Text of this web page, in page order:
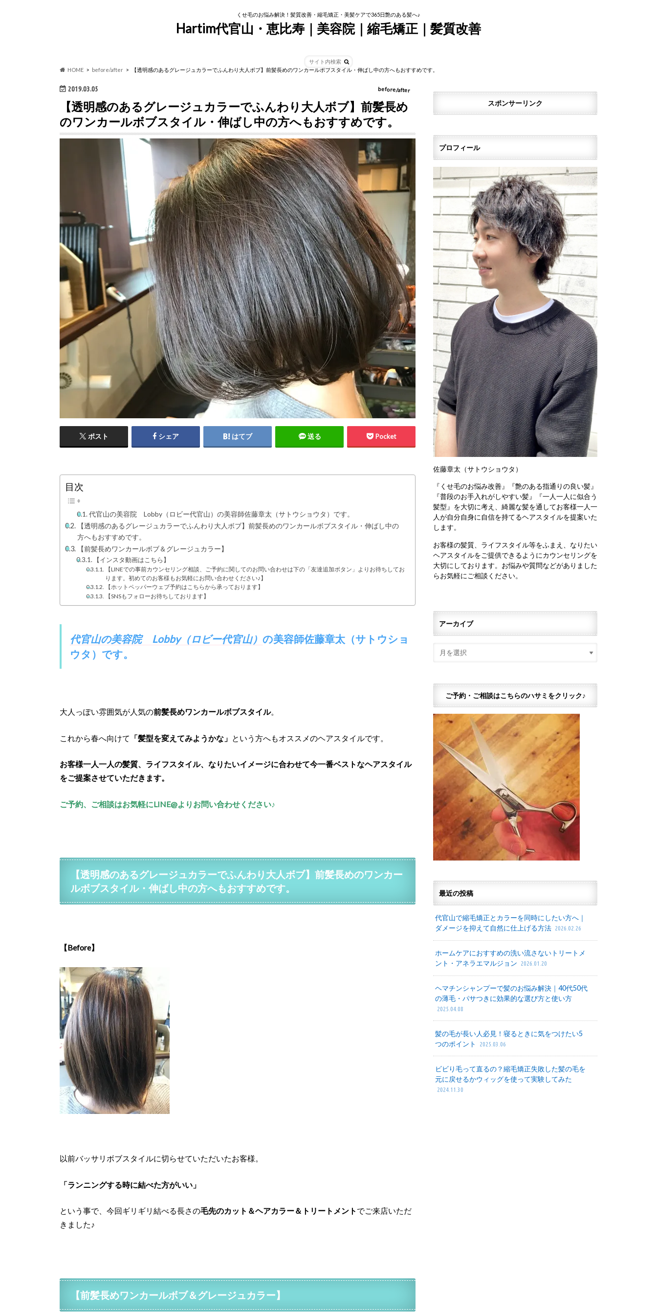
くせ毛のお悩み解決！髪質改善・縮毛矯正・美髪ケアで365日艶のある髪へ♪
Hartim代官山・恵比寿｜美容院｜縮毛矯正｜髪質改善
HOME before/after 【透明感のあるグレージュカラーでふんわり大人ボブ】前髪長めのワンカールボブスタイル・伸ばし中の方へもおすすめです。
2019.03.05 before/after
【透明感のあるグレージュカラーでふんわり大人ボブ】前髪長め
のワンカールボブスタイル・伸ばし中の方へもおすすめです。
ポスト シェア はてブ 送る Pocket
目次
代官山の美容院 Lobby（ロビー代官山）の美容師佐藤章太（サトウショウタ）です。
【透明感のあるグレージュカラーでふんわり大人ボブ】前髪長めのワンカールボブスタイル・伸ばし中の
方へもおすすめです。
【前髪長めワンカールボブ＆グレージュカラー】
【インスタ動画はこちら】
【LINEでの事前カウンセリング相談、ご予約に関してのお問い合わせは下の「友達追加ボタン」よりお待ちしてお
ります。初めてのお客様もお気軽にお問い合わせください♪】
【ホットペッパーウェブ予約はこちらから承っております】
【SNSもフォローお待ちしております】
代官山の美容院 Lobby（ロビー代官山） の美容師佐藤章太（サトウショ
ウタ） です。
大人っぽい雰囲気が人気の前髪長めワンカールボブスタイル。
これから春へ向けて 「髪型を変えてみようかな」 という方へもオススメのヘアスタイルです。
お客様一人一人の髪質、ライフスタイル、なりたいイメージに合わせて今一番ベストなヘアスタイル
をご提案させていただきます。
ご予約、ご相談はお気軽にLINE@よりお問い合わせください♪
【透明感のあるグレージュカラーでふんわり大人ボブ】前髪長めのワンカー
ルボブスタイル・伸ばし中の方へもおすすめです。
【Before】
以前バッサリボブスタイルに切らせていただいたお客様。
「ランニングする時に結べた方がいい」
という事で、今回ギリギリ結べる長さの毛先のカット＆ヘアカラー＆トリートメント でご来店いただ
きました♪
【前髪長めワンカールボブ＆グレージュカラー】
スポンサーリンク
プロフィール
佐藤章太（サトウショウタ）
『くせ毛のお悩み改善』『艶のある指通りの良い髪』
『普段のお手入れがしやすい髪』『一人一人に似合う
髪型』を大切に考え、綺麗な髪を通してお客様一人一
人が自分自身に自信を持てるヘアスタイルを提案いた
します。
お客様の髪質、ライフスタイル等をふまえ、なりたい
ヘアスタイルをご提供できるようにカウンセリングを
大切にしております。お悩みや質問などがありました
らお気軽にご相談ください。
アーカイブ
ご予約・ご相談はこちらのハサミをクリック♪
最近の投稿
代官山で縮毛矯正とカラーを同時にしたい方へ｜
ダメージを抑えて自然に仕上げる方法 2026.02.26
ホームケアにおすすめの洗い流さないトリートメ
ント・アネラエマルジョン
2026.01.20
ヘマチンシャンプーで髪のお悩み解決｜40代50代
の薄毛・パサつきに効果的な選び方と使い方
2025.04.08
髪の毛が長い人必見！寝るときに気をつけたい5
つのポイント
2025.03.06
ビビり毛って直るの？縮毛矯正失敗した髪の毛を
元に戻せるかウィッグを使って実験してみた
2024.11.30